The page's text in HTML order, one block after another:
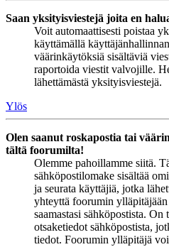
Saan yksityisviestejä joita en
Voit automaattisesti poistaa
käyttämällä
väärinkäytöksiä sisältäviä
raportoida viestit valvojille.
lähettämästä yksityisviestejä.
Ylös
Olen saanut roskapostia tai
tältä foorumilta!
Olemme pahoillamme siitä.
sähköpostilomake sisältää
ja seurata käyttäjiä, jotka
yhteyttä foorumin
saamastasi sähköpostista. On
otsaketiedot sähköpostista,
tiedot. Foorumin ylläpitäjä